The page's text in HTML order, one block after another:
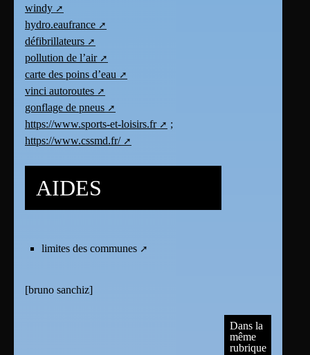
windy
hydro.eaufrance
défibrillateurs
pollution de l’air
carte des poins d’eau
vinci autoroutes
gonflage de pneus
https://www.sports-et-loisirs.fr
;
https://www.cssmd.fr/
AIDES
limites des communes
[bruno sanchiz]
Dans la
même
rubrique